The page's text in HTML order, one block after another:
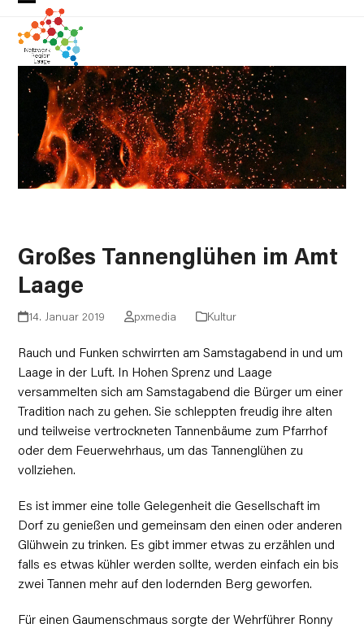
Skip
content
Open
mobile
menu
Close
mobile
menu
Großes Tannenglühen im Amt
Laage
14. Januar 2019 pxmedia Kultur
Rauch und Funken schwirrten am Samstagabend in und um
Laage in der Luft. In Hohen Sprenz und Laage
versammelten sich am Samstagabend die Bürger um einer
Tradition nach zu gehen. Sie schleppten freudig ihre alten
und teilweise vertrockneten Tannenbäume zum Pfarrhof
oder dem Feuerwehrhaus, um das Tannenglühen zu
vollziehen.
Es ist immer eine tolle Gelegenheit die Gesellschaft im
Dorf zu genießen und gemeinsam den einen oder anderen
Glühwein zu trinken. Es gibt immer etwas zu erzählen und
falls es etwas kühler werden sollte, werden einfach ein bis
zwei Tannen mehr auf den lodernden Berg geworfen.
Für einen Gaumenschmaus sorgte der Wehrführer Ronny